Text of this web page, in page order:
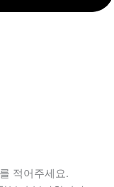
적어주세요.